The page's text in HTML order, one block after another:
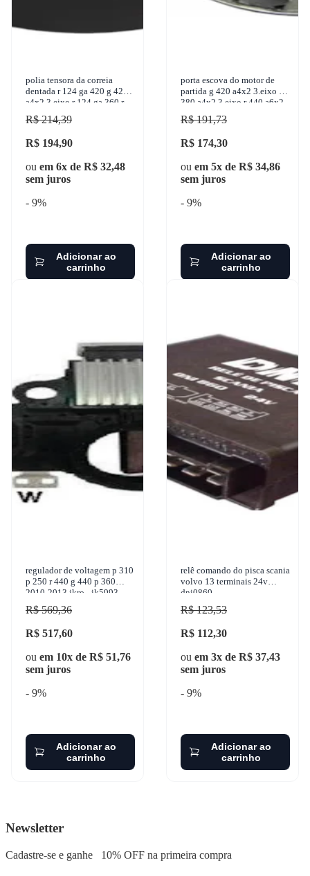
polia tensora da correia
dentada r 124 ga 420 g 420
a4x2 3.eixo r 124 ga 360 r
124 ga 400 t 124 ga 360
1995-2012
R$ 214,39
R$ 194,90
ou em 6x de R$ 32,48
sem juros
- 9%
Adicionar ao
carrinho
porta escova do motor de
partida g 420 a4x2 3.eixo g
380 a4x2 3.eixo r 440 a6x2
g 420 a6x4 p 340 a 4x2
1996-2012
R$ 191,73
R$ 174,30
ou em 5x de R$ 34,86
sem juros
- 9%
Adicionar ao
carrinho
regulador de voltagem p 310
p 250 r 440 g 440 p 360
2010-2013 ikro - ik5993
R$ 569,36
R$ 517,60
ou em 10x de R$ 51,76
sem juros
- 9%
Adicionar ao
carrinho
relê comando do pisca scania
volvo 13 terminais 24v
dni0860
R$ 123,53
R$ 112,30
ou em 3x de R$ 37,43
sem juros
- 9%
Adicionar ao
carrinho
Newsletter
Cadastre-se e ganhe 10% OFF na primeira compra